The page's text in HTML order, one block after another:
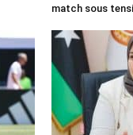
match sous